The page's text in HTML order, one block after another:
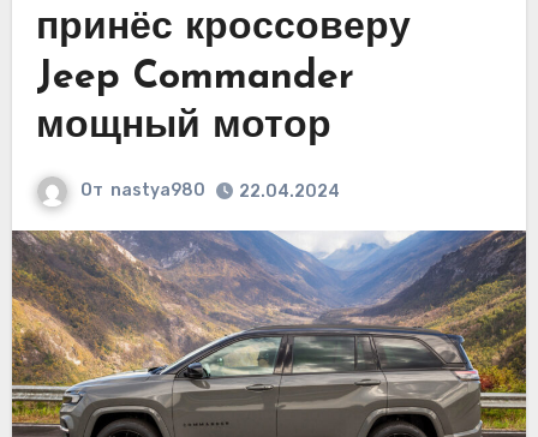
принёс кроссоверу
Jeep Commander
мощный мотор
От nastya980 22.04.2024